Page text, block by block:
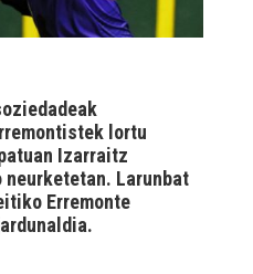
lortu
Izarraitz
Larunbat
Erremonte